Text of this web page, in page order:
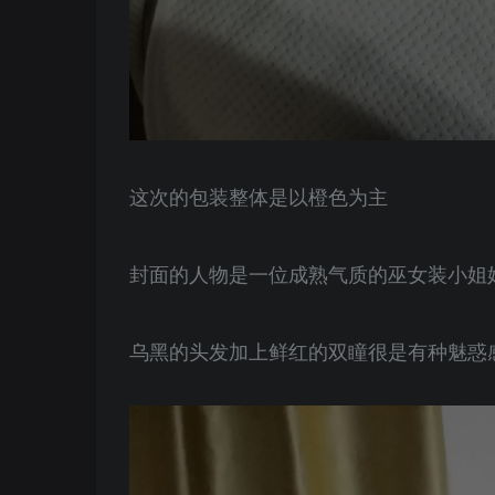
这次的包装整体是以橙色为主
封面的人物是一位成熟气质的巫女装小姐
乌黑的头发加上鲜红的双瞳很是有种魅惑